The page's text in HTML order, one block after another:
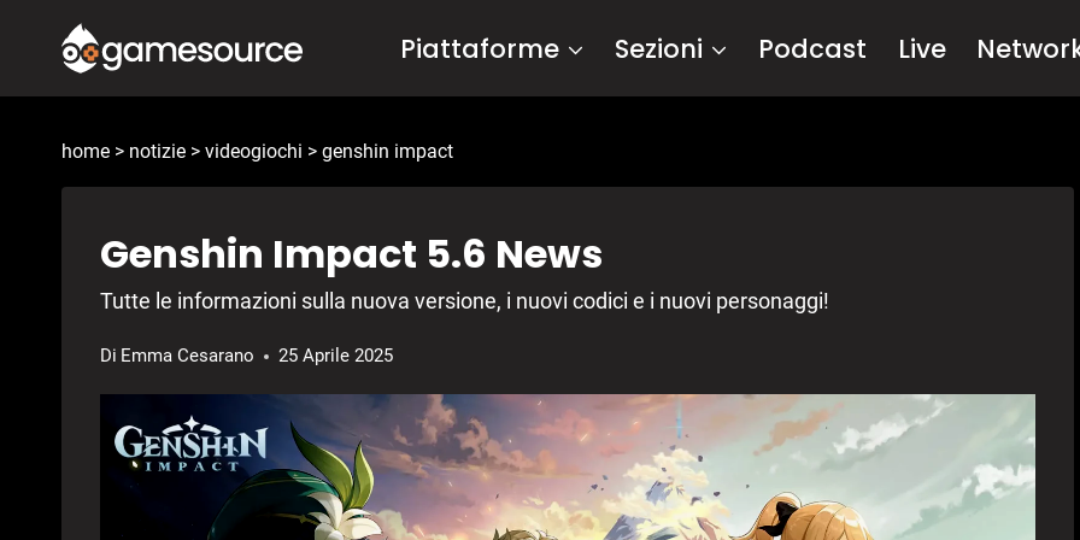
contenuto
Piattaforme Sezioni Podcast Live
home > notizie > videogiochi > genshin impact
Genshin Impact 5.6 News
Tutte le informazioni sulla nuova versione, i nuovi codici e i nuovi personaggi!
Di Emma Cesarano 25 Aprile 2025